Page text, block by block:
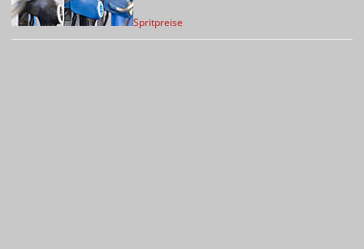
Spritpreise